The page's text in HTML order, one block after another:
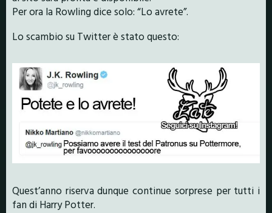
Per ora la Rowling dice solo: “Lo avrete”.
Lo scambio su Twitter è stato questo:
Quest’anno riserva dunque continue sorprese per tutti i
fan di Harry Potter.